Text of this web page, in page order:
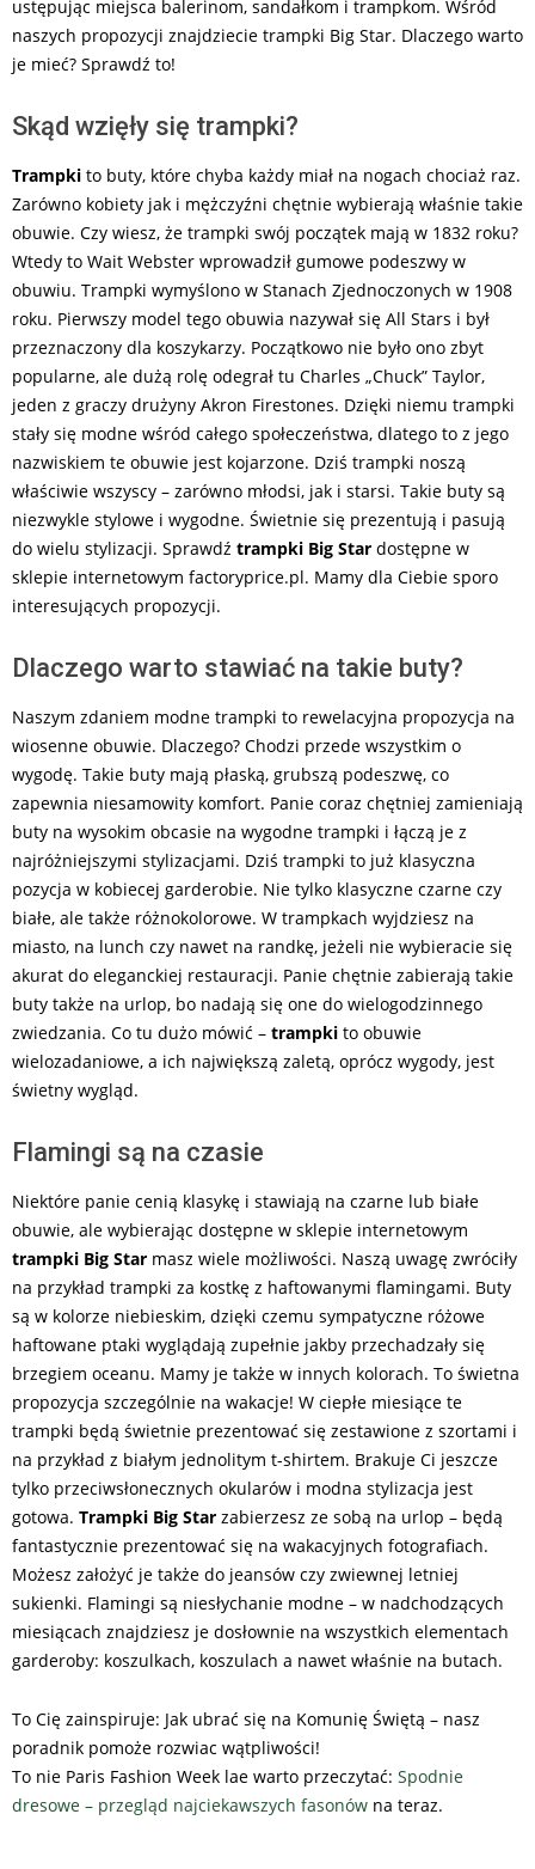
ustępując miejsca balerinom, sandałkom i trampkom. Wśród
naszych propozycji znajdziecie trampki Big Star. Dlaczego warto
je mieć? Sprawdź to!
Skąd wzięły się trampki?
Trampki to buty, które chyba każdy miał na nogach chociaż raz.
Zarówno kobiety jak i mężczyźni chętnie wybierają właśnie takie
obuwie. Czy wiesz, że trampki swój początek mają w 1832 roku?
Wtedy to Wait Webster wprowadził gumowe podeszwy w
obuwiu. Trampki wymyślono w Stanach Zjednoczonych w 1908
roku. Pierwszy model tego obuwia nazywał się All Stars i był
przeznaczony dla koszykarzy. Początkowo nie było ono zbyt
popularne, ale dużą rolę odegrał tu Charles „Chuck” Taylor,
jeden z graczy drużyny Akron Firestones. Dzięki niemu trampki
stały się modne wśród całego społeczeństwa, dlatego to z jego
nazwiskiem te obuwie jest kojarzone. Dziś trampki noszą
właściwie wszyscy – zarówno młodsi, jak i starsi. Takie buty są
niezwykle stylowe i wygodne. Świetnie się prezentują i pasują
do wielu stylizacji. Sprawdź trampki Big Star dostępne w
sklepie internetowym factoryprice.pl. Mamy dla Ciebie sporo
interesujących propozycji.
Dlaczego warto stawiać na takie buty?
Naszym zdaniem modne trampki to rewelacyjna propozycja na
wiosenne obuwie. Dlaczego? Chodzi przede wszystkim o
wygodę. Takie buty mają płaską, grubszą podeszwę, co
zapewnia niesamowity komfort. Panie coraz chętniej zamieniają
buty na wysokim obcasie na wygodne trampki i łączą je z
najróżniejszymi stylizacjami. Dziś trampki to już klasyczna
pozycja w kobiecej garderobie. Nie tylko klasyczne czarne czy
białe, ale także różnokolorowe. W trampkach wyjdziesz na
miasto, na lunch czy nawet na randkę, jeżeli nie wybieracie się
akurat do eleganckiej restauracji. Panie chętnie zabierają takie
buty także na urlop, bo nadają się one do wielogodzinnego
zwiedzania. Co tu dużo mówić – trampki to obuwie
wielozadaniowe, a ich największą zaletą, oprócz wygody, jest
świetny wygląd.
Flamingi są na czasie
Niektóre panie cenią klasykę i stawiają na czarne lub białe
obuwie, ale wybierając dostępne w sklepie internetowym
trampki Big Star masz wiele możliwości. Naszą uwagę zwróciły
na przykład trampki za kostkę z haftowanymi flamingami. Buty
są w kolorze niebieskim, dzięki czemu sympatyczne różowe
haftowane ptaki wyglądają zupełnie jakby przechadzały się
brzegiem oceanu. Mamy je także w innych kolorach. To świetna
propozycja szczególnie na wakacje! W ciepłe miesiące te
trampki będą świetnie prezentować się zestawione z szortami i
na przykład z białym jednolitym t-shirtem. Brakuje Ci jeszcze
tylko przeciwsłonecznych okularów i modna stylizacja jest
gotowa. Trampki Big Star zabierzesz ze sobą na urlop – będą
fantastycznie prezentować się na wakacyjnych fotografiach.
Możesz założyć je także do jeansów czy zwiewnej letniej
sukienki. Flamingi są niesłychanie modne – w nadchodzących
miesiącach znajdziesz je dosłownie na wszystkich elementach
garderoby: koszulkach, koszulach a nawet właśnie na butach.
To Cię zainspiruje: Jak ubrać się na Komunię Świętą – nasz
poradnik pomoże rozwiac wątpliwości!
To nie Paris Fashion Week lae warto przeczytać: Spodnie
dresowe – przegląd najciekawszych fasonów na teraz.